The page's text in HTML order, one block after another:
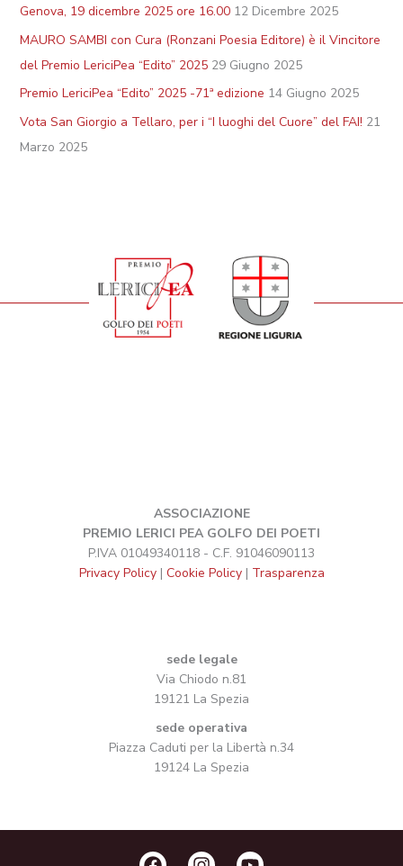
Genova, 19 dicembre 2025 ore 16.00 12 Dicembre 2025
MAURO SAMBI con Cura (Ronzani Poesia Editore) è il Vincitore
del Premio LericiPea “Edito” 2025 29 Giugno 2025
Premio LericiPea “Edito” 2025 -71ª edizione 14 Giugno 2025
Vota San Giorgio a Tellaro, per i “I luoghi del Cuore” del FAI! 21
Marzo 2025
ASSOCIAZIONE
PREMIO LERICI PEA GOLFO DEI POETI
P.IVA 01049340118 - C.F. 91046090113
Privacy Policy| Cookie Policy| Trasparenza
sede legale
Via Chiodo n.81
19121 La Spezia
sede operativa
Piazza Caduti per la Libertà n.34
19124 La Spezia